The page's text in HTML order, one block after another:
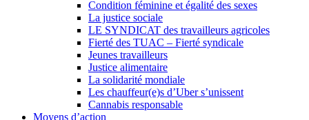
Condition féminine et égalité des sexes
La justice sociale
LE SYNDICAT des travailleurs agricoles
Fierté des TUAC – Fierté syndicale
Jeunes travailleurs
Justice alimentaire
La solidarité mondiale
Les chauffeur(e)s d’Uber s’unissent
Cannabis responsable
Moyens d’action